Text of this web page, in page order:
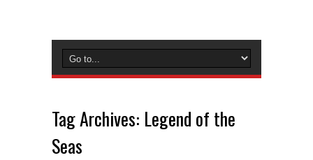
Tag Archives: Legend of the
Seas